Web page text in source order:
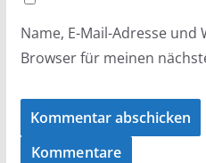
Name, E-Mail-Adresse und
Browser für meinen
Kommentare